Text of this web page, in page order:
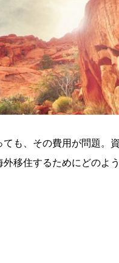
も、その費用が問題。
移住するためにどのよ